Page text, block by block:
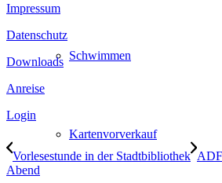
Schwimmen
Kartenvorverkauf
Impressum
Datenschutz
Downloads
Anreise
Login
Vorlesestunde in der Stadtbibliothek
Abend